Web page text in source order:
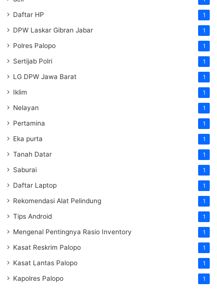
Daftar HP 1
DPW Laskar Gibran Jabar 1
Polres Palopo 1
Sertijab Polri 1
LG DPW Jawa Barat 1
Iklim 1
Nelayan 1
Pertamina 1
Eka purta 1
Tanah Datar 1
Saburai 1
Daftar Laptop 1
Rekomendasi Alat Pelindung 1
Tips Android 1
Mengenal Pentingnya Rasio Inventory 1
Kasat Reskrim Palopo 1
Kasat Lantas Palopo 1
Kapolres Palopo 1